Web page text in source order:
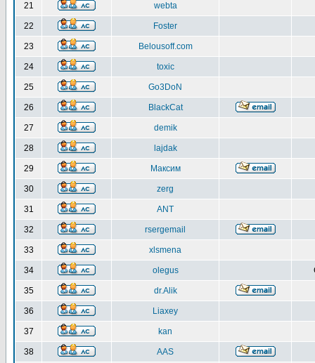
21 webta
22 Foster
23 Belousoff.com
24 toxic
25 Go3DoN
26 BlackCat
27 demik
28 lajdak
29 Максим
30 zerg
31 ANT
32 rsergemail
33 xlsmena
34 olegus
35 dr.Alik
36 Liaxey
37 kan
38 AAS